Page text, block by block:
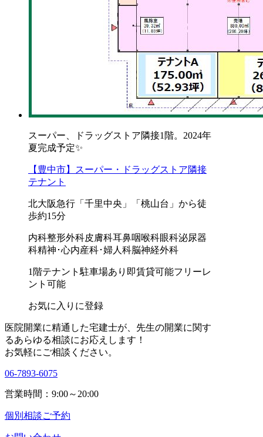
スーパー、ドラッグストア隣接1階。2024年
夏完成予定✨
【豊中市】スーパー・ドラッグストア隣接
テナント
北大阪急行「千里中央」「桃山台」から徒
歩約15分
内科整形外科皮膚科耳鼻咽喉科眼科泌尿器
科精神･心内産科･婦人科脳神経外科
1階テナント 駐車場あり 即賃貸可能フリーレ
ント可能
お気に入りに登録
医院開業に精通した宅建士が、 先生の開業に関す
るあらゆる相談にお応えします！
お気軽にご相談ください。
06-7893-6075
営業時間：9:00～20:00
個別相談ご予約